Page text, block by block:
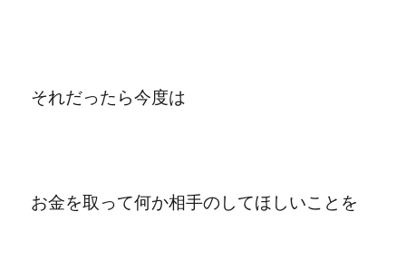
それだったら今度は
お金を取って何か相手のしてほしいことを